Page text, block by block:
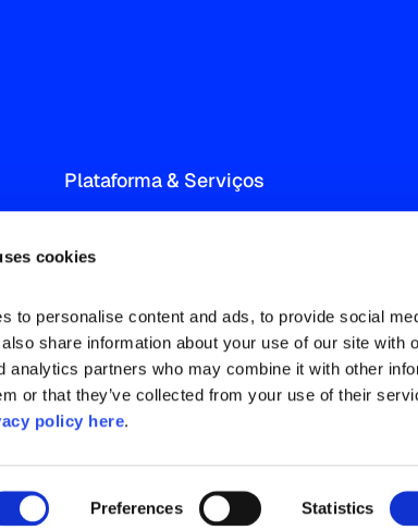
cookies
to personalise content and ads, to provide social
share information about your use of our site with
analytics partners who may combine it with other
or that they’ve collected from your use of their
policy here.
Preferences Statistics
Plataforma & Serviços
Consumer Targeting and Profiling
Advertising Intelligence
Sports Market Analytics & Research
e Condições do Site